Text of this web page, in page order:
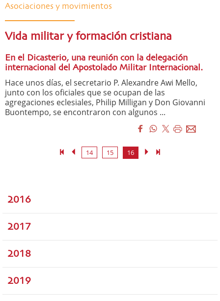
Asociaciones y movimientos
Vida militar y formación cristiana
En el Dicasterio, una reunión con la delegación
internacional del Apostolado Militar Internacional.
Hace unos días, el secretario P. Alexandre Awi Mello,
junto con los oficiales que se ocupan de las
agregaciones eclesiales, Philip Milligan y Don Giovanni
Buontempo, se encontraron con algunos ...
14 15 16
2016
2017
2018
2019